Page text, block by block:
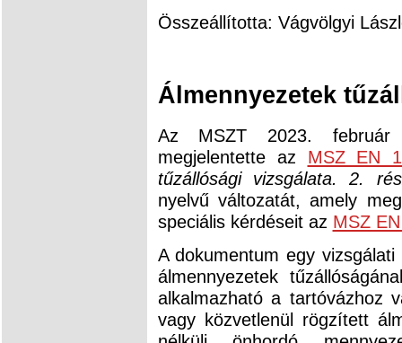
Összeállította: Vágvölgyi
Álmennyezetek
Az MSZT 2023. február
megjelentette az MSZ EN
tűzállósági vizsgálata. 2.
nyelvű változatát, amely
speciális kérdéseit az MSZ
A dokumentum egy
álmennyezetek
alkalmazható a tartóvázhoz
vagy közvetlenül rögzített